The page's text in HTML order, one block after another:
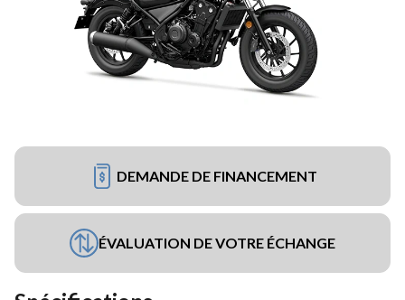
DEMANDE DE FINANCEMENT
ÉVALUATION DE VOTRE ÉCHANGE